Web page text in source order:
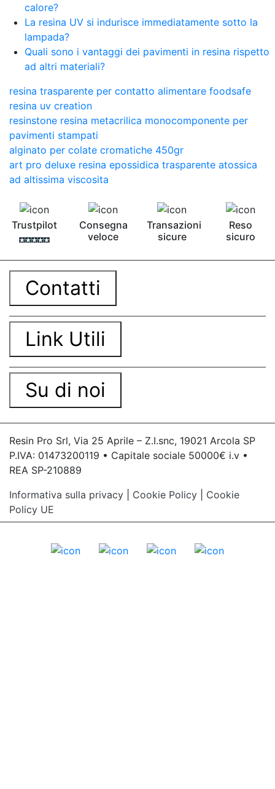
calore?
La resina UV si indurisce immediatamente sotto la
lampada?
Quali sono i vantaggi dei pavimenti in resina rispetto
ad altri materiali?
resina trasparente per contatto alimentare foodsafe
resina uv creation
resinstone resina metacrilica monocomponente per
pavimenti stampati
alginato per colate cromatiche 450gr
art pro deluxe resina epossidica trasparente atossica
ad altissima viscosita
Trustpilot
Consegna
veloce
Transazioni
sicure
Reso
sicuro
Contatti
Link Utili
Su di noi
Resin Pro Srl, Via 25 Aprile – Z.I.snc, 19021 Arcola SP
P.IVA: 01473200119 • Capitale sociale 50000€ i.v •
REA SP-210889
Informativa sulla privacy
Cookie Policy
Cookie
Policy UE